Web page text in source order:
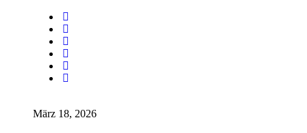
März 18, 2026